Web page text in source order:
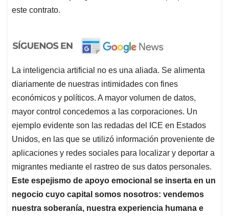
este contrato.
La inteligencia artificial no es una aliada. Se alimenta
diariamente de nuestras intimidades con fines
económicos y políticos. A mayor volumen de datos,
mayor control concedemos a las corporaciones. Un
ejemplo evidente son las redadas del ICE en Estados
Unidos, en las que se utilizó información proveniente de
aplicaciones y redes sociales para localizar y deportar a
migrantes mediante el rastreo de sus datos personales.
Este espejismo de apoyo emocional se inserta en un
negocio cuyo capital somos nosotros: vendemos
nuestra soberanía, nuestra experiencia humana e